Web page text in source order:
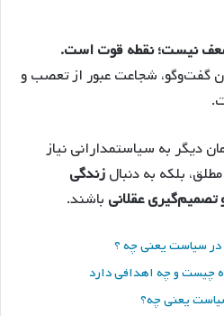
نیست؛ نقطه قوت است.
گفت‌وگو، شجاعت عبور از تعصب و
دیگر به سیاستمدارانی نیاز
بلکه به دنبالزندگی
تصمیم‌گیری عقلانی باشند.
در سیاست یعنی چه ؟
چیست و چه اهدافی دارد
یعنی چه؟